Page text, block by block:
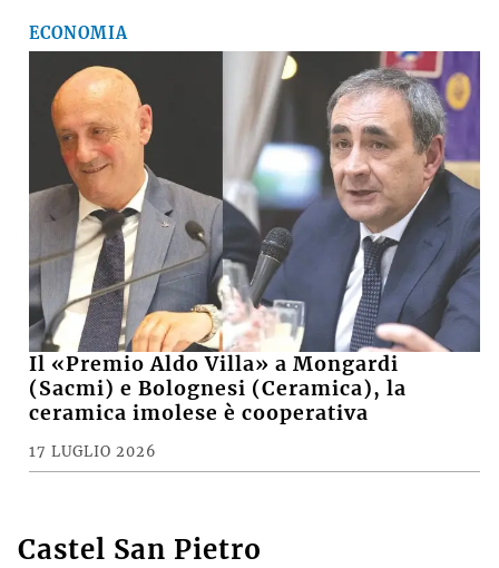
ECONOMIA
Il «Premio Aldo Villa» a Mongardi
(Sacmi) e Bolognesi (Ceramica), la
ceramica imolese è cooperativa
17 LUGLIO 2026
Castel San Pietro